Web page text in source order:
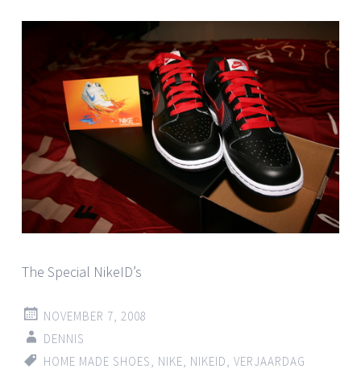
The Special NikeID’s
NOVEMBER 7, 2008
DENNIS
HOME MADE SHOES, NIKE, NIKEID, VERJAARDAG